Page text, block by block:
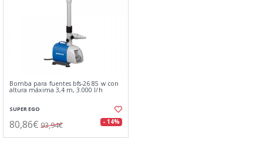
Bomba para fuentes bfs-26 85 w con
altura máxima 3,4 m, 3.000 l/h
SUPER EGO
80,86€ 93,94€ - 14%